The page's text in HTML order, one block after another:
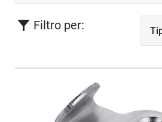
Filtro per: